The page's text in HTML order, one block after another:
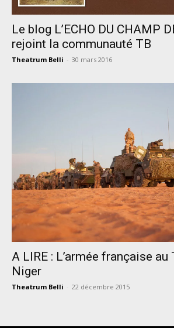
Le blog L’ECHO DU CHAMP
rejoint la communauté TB
Theatrum Belli - 30 mars 2016
A LIRE : L’armée française au
Niger
Theatrum Belli - 22 décembre 2015